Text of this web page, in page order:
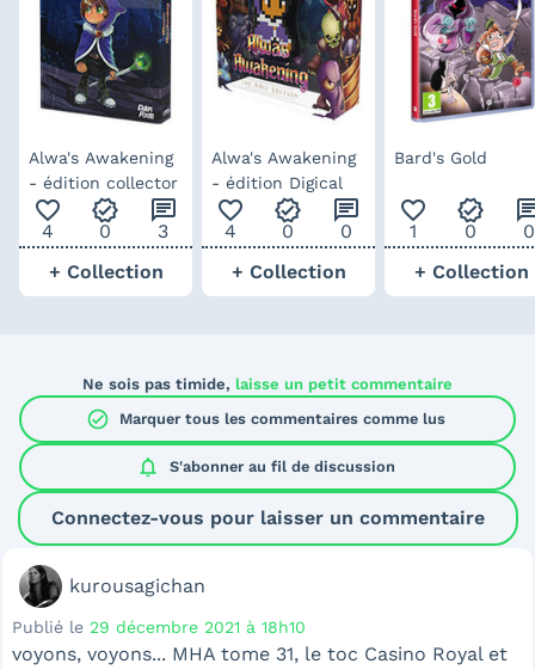
Alwa's Awakening
- édition collector
favorite_outline
4
verified
0
chat
3
+ Collection
Alwa's Awakening
- édition Digical
favorite_outline
4
verified
0
chat
0
+ Collection
Bard's Gold
favorite_outline
1
verified
0
0
+ Collection
Ne sois pas timide, laisse un petit commentaire
check_circle Marquer tous les commentaires comme lus
notifications S'abonner au fil de discussion
Connectez-vous pour laisser un commentaire
kurousagichan
Publié le 29 décembre 2021 à 18h10
v oyons, voyons... MHA tome 31, le toc Casino Royal et